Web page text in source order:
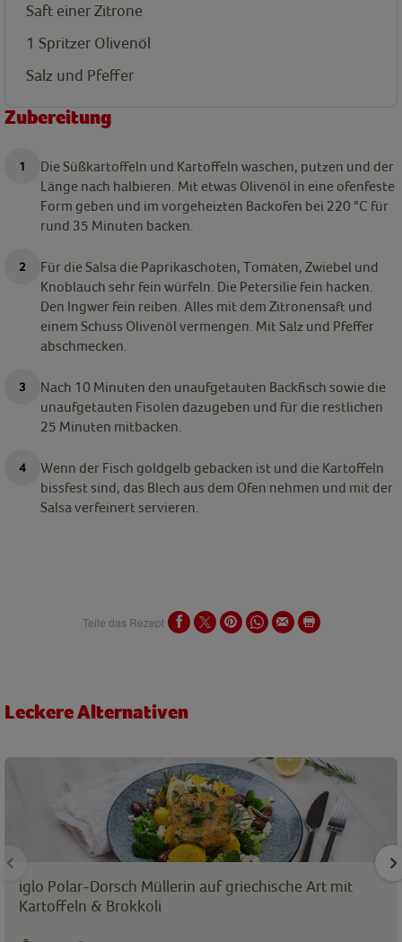
Saft einer Zitrone
1 Spritzer Olivenöl
Salz und Pfeffer
Zubereitung
Die Süßkartoffeln und Kartoffeln waschen, putzen und der
Länge nach halbieren. Mit etwas Olivenöl in eine ofenfeste
Form geben und im vorgeheizten Backofen bei 220 °C für
rund 35 Minuten backen.
Für die Salsa die Paprikaschoten, Tomaten, Zwiebel und
Knoblauch sehr fein würfeln. Die Petersilie fein hacken.
Den Ingwer fein reiben. Alles mit dem Zitronensaft und
einem Schuss Olivenöl vermengen. Mit Salz und Pfeffer
abschmecken.
Nach 10 Minuten den unaufgetauten Backfisch sowie die
unaufgetauten Fisolen dazugeben und für die restlichen
25 Minuten mitbacken.
Wenn der Fisch goldgelb gebacken ist und die Kartoffeln
bissfest sind, das Blech aus dem Ofen nehmen und mit der
Salsa verfeinert servieren.
Teile das Rezept
Leckere Alternativen
iglo Polar-Dorsch Müllerin auf griechische Art mit
Kartoffeln & Brokkoli